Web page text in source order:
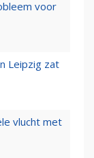
voor
Leipzig zat
vlucht met